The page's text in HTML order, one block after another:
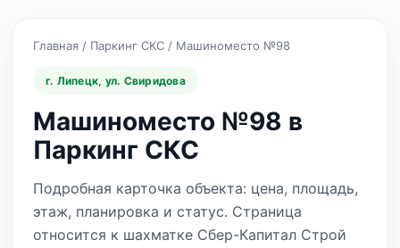
Главная / Паркинг СКС / Машиноместо №98
г. Липецк, ул. Свиридова
Машиноместо №98 в
Паркинг СКС
Подробная карточка объекта: цена, площадь,
этаж, планировка и статус. Страница
относится к шахматке Сбер-Капитал Строй